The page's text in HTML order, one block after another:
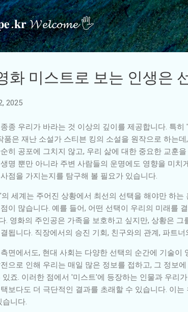
𝓦𝓮𝓵𝓬𝓸𝓶𝓮 🖐
화 미스트로 보는 인생은
2025
종 우리가 바라는 것 이상의 깊이를 제공합니다. 특
품은 재난 소설가 스티븐 킹의 소설을 원작으로 하는
히 공포에 그치지 않고, 우리 삶에 대한 중요한 교훈
명 뿐만 아니라 주변 사람들의 운명에도 영향을 미
점을 가지는지를 탐구해 볼 필요가 있습니다.
세계는 주어진 상황에서 최선의 선택을 해야만 하
이 많습니다. 예를 들어, 어떤 선택이 우리의 미래를
. 영화의 주인공은 가족을 보호하고 싶지만, 상황은
됩니다. 직장에서의 승진 기회, 친구와의 관계, 파트
면에서도, 현대 사회는 다양한 선택의 순간에 기술
으로 인해 우리는 매일 많은 정보를 접하고, 그 정보
있죠. 이러한 점에서 '미스트'에 등장하는 인물과 우리
보다도 더 극단적인 결과를 초래할 수 있습니다. 이
니다.